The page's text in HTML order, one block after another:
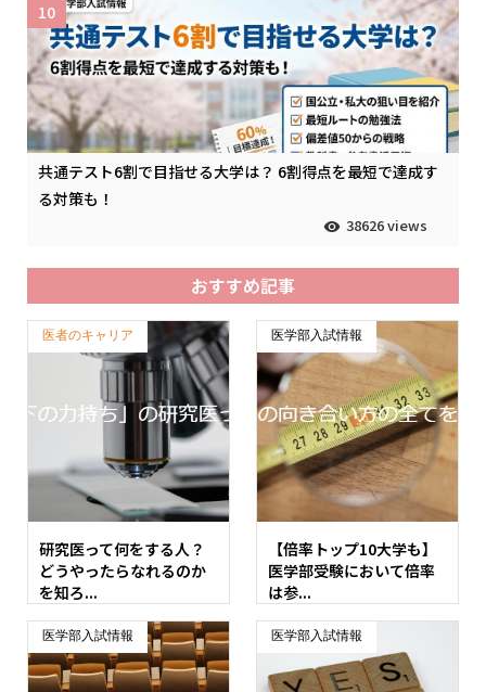
共通テスト6割で目指せる大学は？ 6割得点を最短で達成す
る対策も！
38626 views
10
おすすめ記事
医者のキャリア
研究医って何をする人？
どうやったらなれるのか
を知ろ...
医学部入試情報
【倍率トップ10大学も】
医学部受験において倍率
は参...
医学部入試情報 医学部入試情報